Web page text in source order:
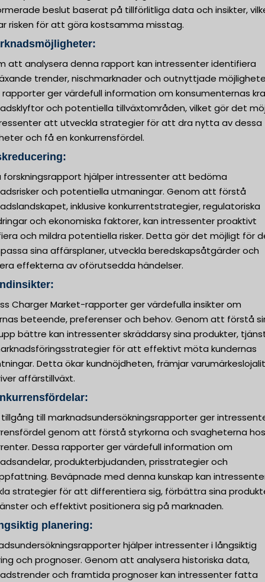
beslut baserat på tillförlitliga data och insikter,
risken för att göra kostsamma misstag.
att analysera denna rapport kan intressenter identifiera
trender, nischmarknader och outnyttjade
rapporter ger värdefull information om konsumenternas
och potentiella tillväxtområden, vilket gör det
att utveckla strategier för att dra nytta av dessa
och få en konkurrensfördel.
forskningsrapport hjälper intressenter att bedöma
och potentiella utmaningar. Genom att förstå
inklusive konkurrentstrategier, regulatoriska
och ekonomiska faktorer, kan intressenter proaktivt
och mildra potentiella risker. Detta gör det möjligt för
sina affärsplaner, utveckla beredskapsåtgärder och
effekterna av oförutsedda händelser.
Charger Market-rapporter ger värdefulla insikter om
beteende, preferenser och behov. Genom att förstå
bättre kan intressenter skräddarsy sina produkter,
för att effektivt möta kundernas
Detta ökar kundnöjdheten, främjar
affärstillväxt.
till marknadsundersökningsrapporter ger
genom att förstå styrkorna och svagheterna
Dessa rapporter ger värdefull information om
produkterbjudanden, prisstrategier och
Beväpnade med denna kunskap kan
strategier för att differentiera sig, förbättra sina
och effektivt positionera sig på marknaden.
planering:
hjälper intressenter i långsiktig
och prognoser. Genom att analysera historiska data,
och framtida prognoser kan intressenter fatta